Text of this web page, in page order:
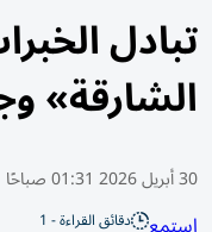
تبادل
الشارقة»
30 أبريل 2026 01:31 صباحًا
دقائق القراءة - 1